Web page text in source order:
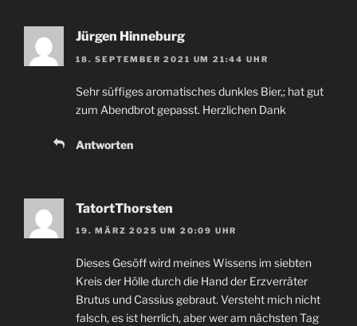
Jürgen Hinneburg
18. SEPTEMBER 2021 UM 21:44 UHR
Sehr süffiges aromatisches dunkles Bier,; hat gut
zum Abendbrot gepasst. Herzlichen Dank
Antworten
TatortThorsten
19. MÄRZ 2025 UM 20:09 UHR
Dieses Gesöff wird meines Wissens im siebten
Kreis der Hölle durch die Hand der Erzverräter
Brutus und Cassius gebraut. Versteht mich nicht
falsch, es ist herrlich, aber wer am nächsten Tag